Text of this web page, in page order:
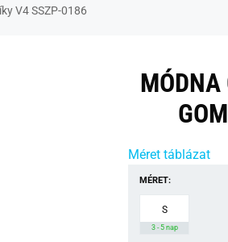
V4 SSZP-0186
Méret táblázat
MÉRET:
S
3 - 5 nap